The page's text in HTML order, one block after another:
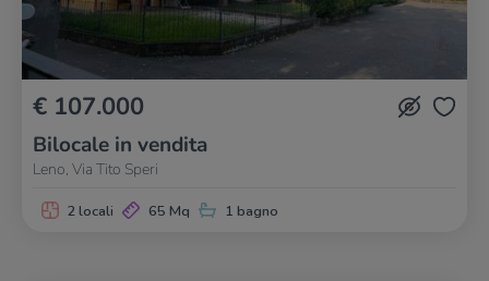
€ 107.000
Bilocale in vendita
Leno, Via Tito Speri
2 locali 65 Mq 1 bagno